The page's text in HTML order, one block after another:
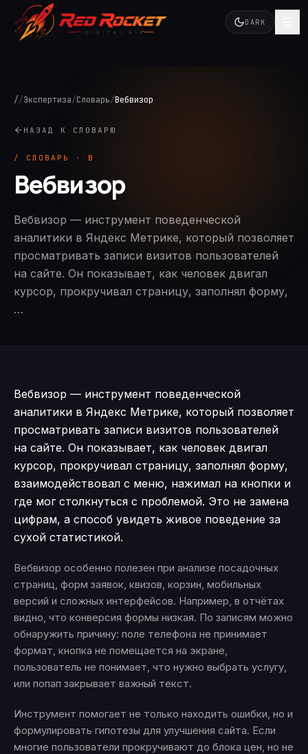
DARK
//Экспертиза/Словарь/Вебвизор
НАЗАД К СЛОВАРЮ
/ СЛОВАРЬ · В
Вебвизор
Вебвизор — инструмент поведенческой
аналитики в Яндекс Метрике, который позволяет
просматривать записи визитов пользователей
на сайте. Он показывает, как человек двигал
курсор, прокручивал страницу, заполнял форму,
…
Вебвизор — инструмент поведенческой
аналитики в Яндекс Метрике, который позволяет
просматривать записи визитов пользователей
на сайте. Он показывает, как человек двигал
курсор, прокручивал страницу, заполнял форму,
взаимодействовал с меню, нажимал на кнопки и
где мог столкнуться с проблемой. Это не замена
цифрам, а способ увидеть живое поведение за
сухой статистикой.
Вебвизор особенно полезен при анализе посадочных
страниц, форм заявок, квизов, корзин, мобильных
версий и сложных интерфейсов. Например, в отчётах
видно, что конверсия формы низкая. По записям можно
обнаружить причину: поле телефона не принимает
формат, кнопка не помещается на экране,
пользователь не понимает, что нужно выбрать услугу,
или попап закрывает важный текст.
Инструмент помогает не только находить ошибки, но и
формулировать гипотезы для улучшения сайта. Если
многие пользователи прокручивают до блока цен, но не